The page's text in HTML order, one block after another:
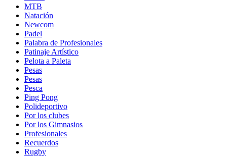
MTB
Natación
Newcom
Padel
Palabra de Profesionales
Patinaje Artístico
Pelota a Paleta
Pesas
Pesas
Pesca
Ping Pong
Polideportivo
Por los clubes
Por los Gimnasios
Profesionales
Recuerdos
Rugby